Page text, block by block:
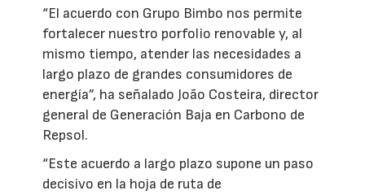
“El acuerdo con Grupo Bimbo nos permite
fortalecer nuestro porfolio renovable y, al
mismo tiempo, atender las necesidades a
largo plazo de grandes consumidores de
energía”, ha señalado João Costeira, director
general de Generación Baja en Carbono de
Repsol.
“Este acuerdo a largo plazo supone un paso
decisivo en la hoja de ruta de